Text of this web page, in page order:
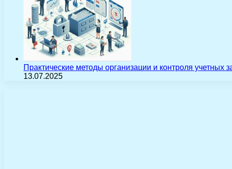
Практические методы организации и контроля учетных
13.07.2025